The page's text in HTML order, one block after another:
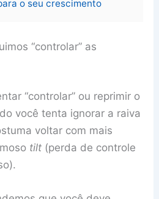
o seu crescimento
“controlar” as
“controlar” ou reprimir o
você tenta ignorar a raiva
voltar com mais
tilt (perda de controle